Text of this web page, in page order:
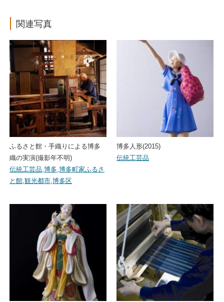
関連写真
ふるさと館・手織りによる博多
織の実演(撮影年不明)
伝統工芸品,博多,博多町家ふるさ
と館,観光都市,博多区
博多人形(2015)
伝統工芸品